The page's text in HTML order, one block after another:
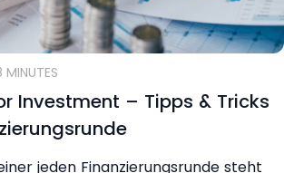
MINUTES
Investment – Tipps & Tricks
jeden Finanzierungsrunde steht